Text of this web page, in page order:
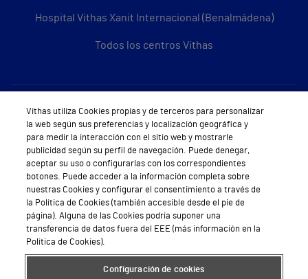
Hospital Vithas Xanit Internacional (Benalmádena)
Todos los centros Vithas
Sobre Vithas
Quiénes somos
Trabajar en Vithas
Teléfono Cita Médica
Teléfono Atención al Cliente
Política de seguridad y salud en el trabajo
Conoce a Supervita
Vithas utiliza Cookies propias y de terceros para personalizar
la web según sus preferencias y localización geográfica y
para medir la interacción con el sitio web y mostrarle
publicidad según su perfil de navegación. Puede denegar,
aceptar su uso o configurarlas con los correspondientes
botones. Puede acceder a la información completa sobre
nuestras Cookies y configurar el consentimiento a través de
la Política de Cookies (también accesible desde el pie de
página). Alguna de las Cookies podría suponer una
transferencia de datos fuera del EEE (más información en la
Política de Cookies).
Configuración de cookies